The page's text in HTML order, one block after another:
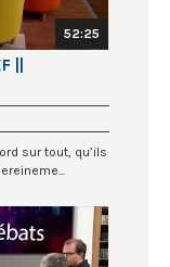
52:25
||
sur tout, qu’ils